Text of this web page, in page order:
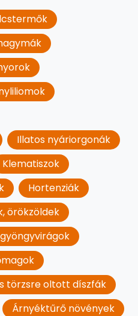
Illatos nyáriorgonák
Klematiszok
Hortenziák
örökzöldek
törzsre oltott díszfák
Árnyéktűrő növények